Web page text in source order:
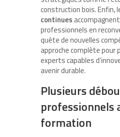
construction bois. Enfin,
continues
professionnels en
quête de nouvelles
approche complète pour
experts capables
avenir durable.
Plusieurs
professionnels
formation